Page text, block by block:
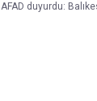
AFAD duyurdu: